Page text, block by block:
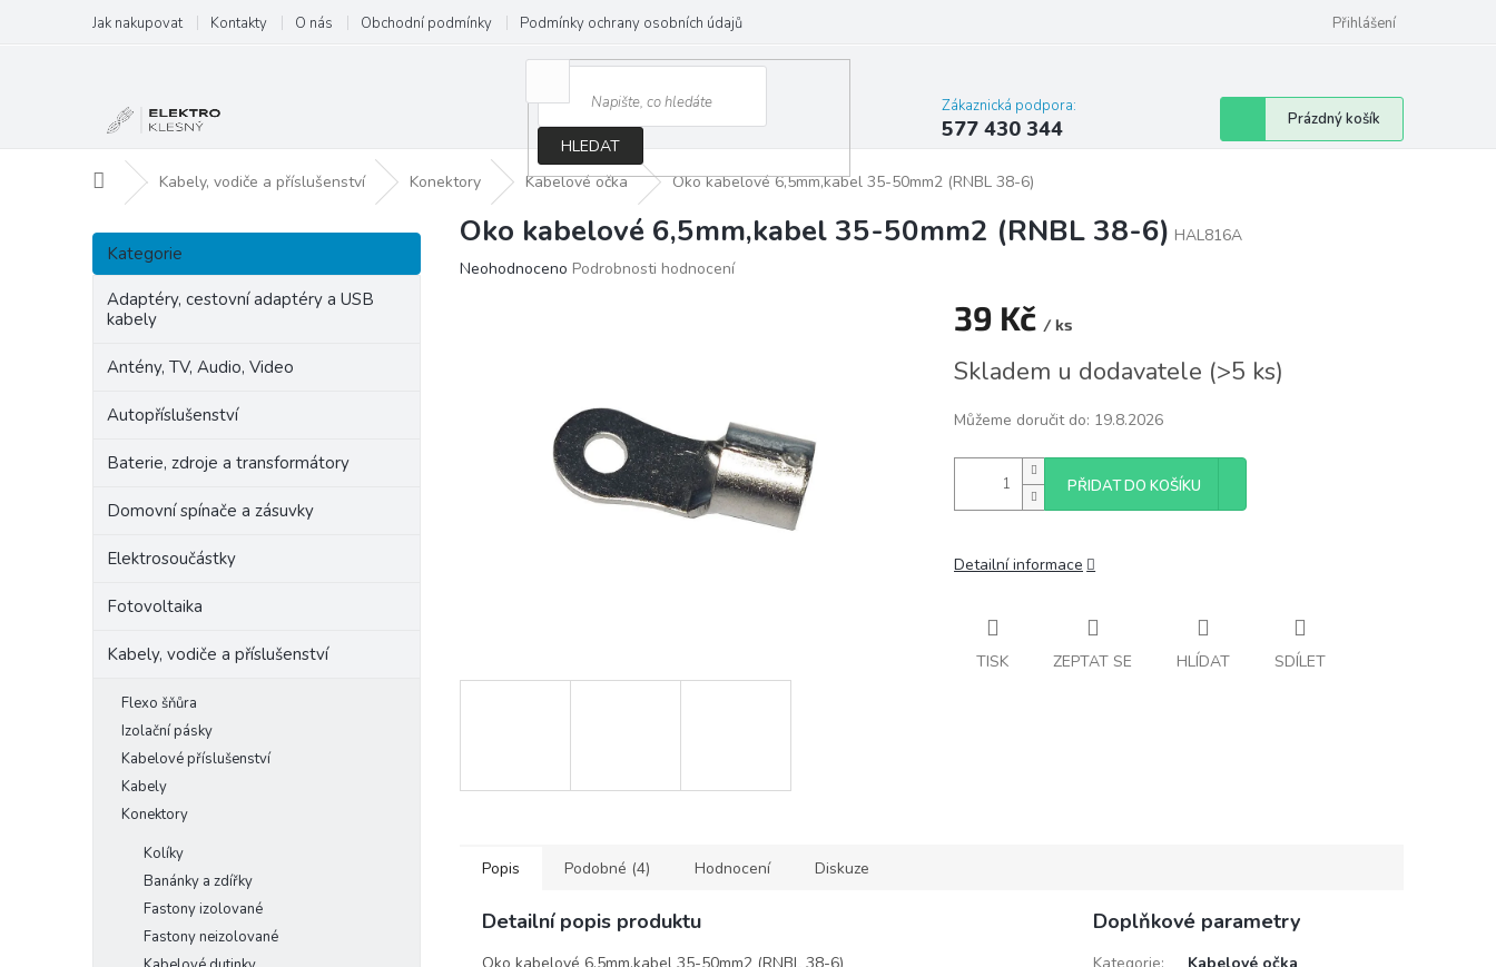
obsah
Jak nakupovat Kontakty O nás Obchodní podmínky Podmínky ochrany osobních údajů Přihlášení
HLEDAT
Zákaznická podpora:
577 430 344
Nákupní
košík
Prázdný košík
Domů Kabely, vodiče a příslušenství Konektory Kabelové očka Oko kabelové 6,5mm,kabel 35-50mm2 (RNBL 38-6)
P
s
Přeskočit
kategorie
Kategorie
Adaptéry, cestovní adaptéry a USB
kabely
Antény, TV, Audio, Video
Autopříslušenství
Baterie, zdroje a transformátory
Domovní spínače a zásuvky
Elektrosoučástky
Fotovoltaika
Kabely, vodiče a příslušenství
Flexo šňůra
Izolační pásky
Kabelové příslušenství
Kabely
Konektory
Kolíky
Banánky a zdířky
Fastony izolované
Fastony neizolované
Oko kabelové 6,5mm,kabel 35-50mm2 (RNBL 38-6) HAL816A
Průměrné
Neohodnoceno Podrobnosti hodnocení
39 Kč / ks
cena:
Skladem u dodavatele (>5 ks)
Můžeme doručit do: 19.8.2026
PŘIDAT DO KOŠÍKU
Detailní informace
TISK ZEPTAT SE HLÍDAT SDÍLET
Popis Podobné (4) Hodnocení Diskuze
Detailní popis produktu Doplňkové parametry